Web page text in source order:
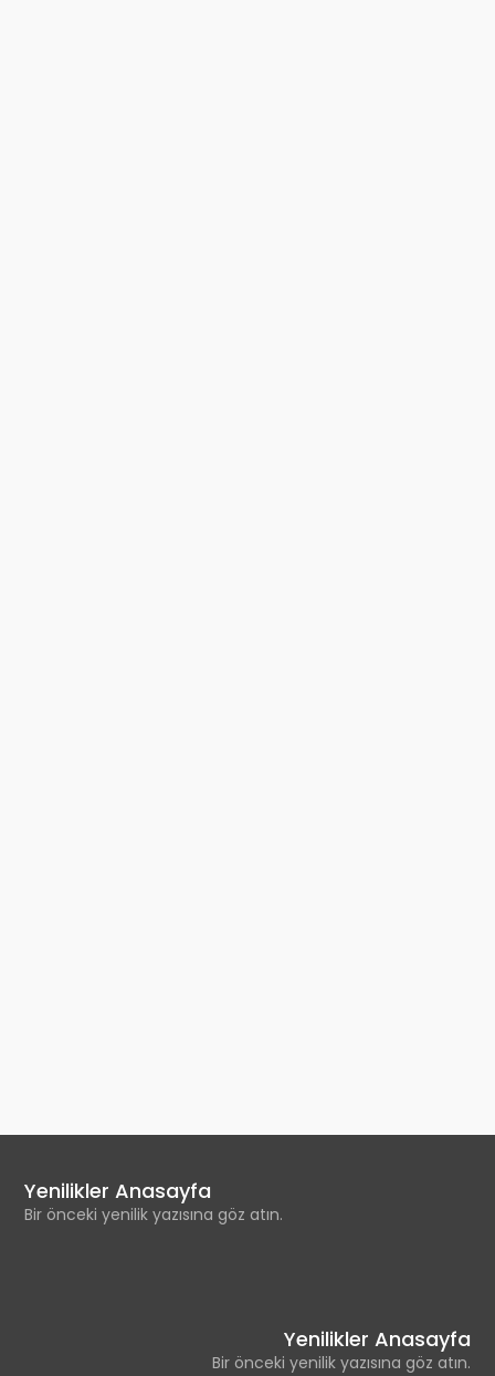
Yenilikler Anasayfa
Bir önceki yenilik yazısına göz atın.
Yenilikler Anasayfa
Bir önceki yenilik yazısına göz atın.